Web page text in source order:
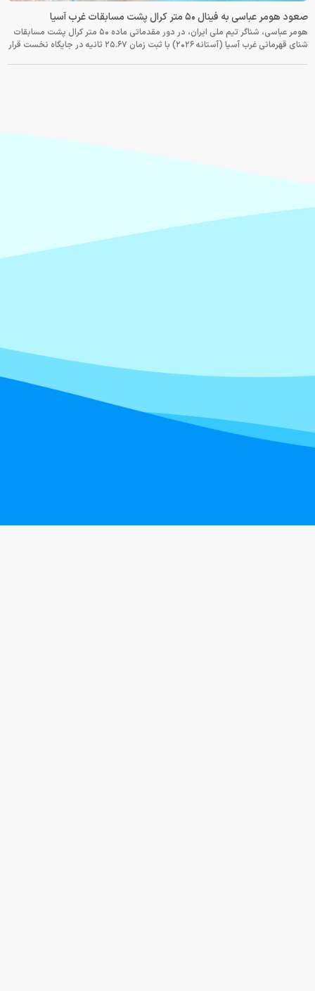
صعود هومر عباسی به فینال ۵۰ متر کرال پشت مسابقات غرب آسیا
هومر عباسی، شناگر تیم ملی ایران، در دور مقدماتی ماده ۵۰ متر کرال پشت مسابقات
شنای قهرمانی غرب آسیا (آستانه ۲۰۲۶) با ثبت زمان ۲۵.۶۷ ثانیه در جایگاه نخست قرار